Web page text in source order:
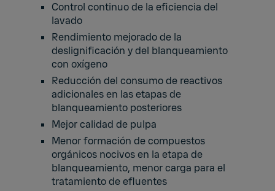
Control continuo de la eficiencia del
lavado
Rendimiento mejorado de la
deslignificación y del blanqueamiento
con oxígeno
Reducción del consumo de reactivos
adicionales en las etapas de
blanqueamiento posteriores
Mejor calidad de pulpa
Menor formación de compuestos
orgánicos nocivos en la etapa de
blanqueamiento, menor carga para el
tratamiento de efluentes